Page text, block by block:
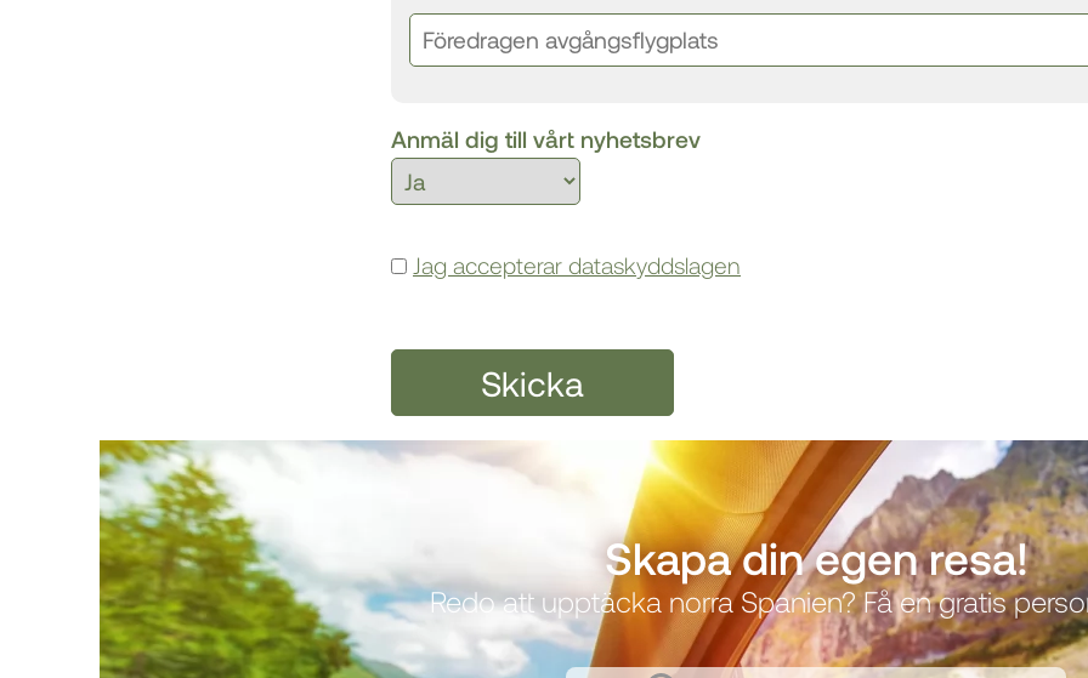
Anmäl dig till vårt nyhetsbrev
Jag accepterar dataskyddslagen
Skapa din egen resa!
Redo att upptäcka norra Spanien? Få en gratis